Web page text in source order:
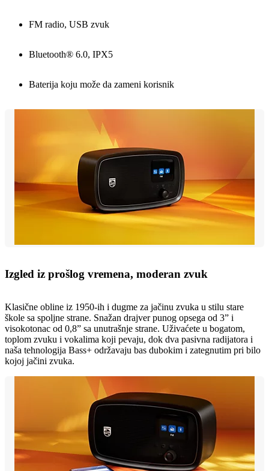
FM radio, USB zvuk
Bluetooth® 6.0, IPX5
Baterija koju može da zameni korisnik
Izgled iz prošlog vremena, moderan zvuk
Klasične obline iz 1950-ih i dugme za jačinu zvuka u stilu stare
škole sa spoljne strane. Snažan drajver punog opsega od 3” i
visokotonac od 0,8” sa unutrašnje strane. Uživaćete u bogatom,
toplom zvuku i vokalima koji pevaju, dok dva pasivna radijatora i
naša tehnologija Bass+ održavaju bas dubokim i zategnutim pri bilo
kojoj jačini zvuka.